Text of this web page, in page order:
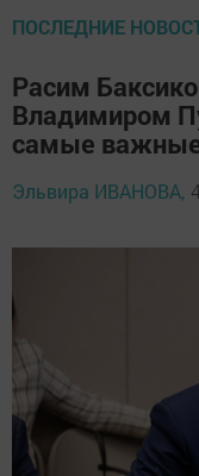
ПОСЛЕДНИЕ
Расим
Владимиром
самые важные
Эльвира ИВАНОВА,